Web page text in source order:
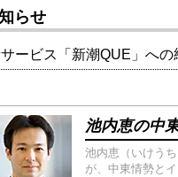
らせ
ービス「新潮QUE」への
池内恵の中
池内恵（いけう
が、中東情勢と